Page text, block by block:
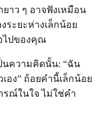
าว ๆ อาจฟังเหมือน
ระยะห่างเล็กน้อย
ไปของคุณ
นความคิดนั้น: “ฉัน
อง” ถ้อยคำนี้เล็กน้อย
ณ์ในใจ ไม่ใช่คำ